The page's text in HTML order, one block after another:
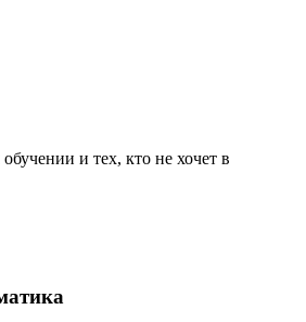
и тех, кто не хочет в